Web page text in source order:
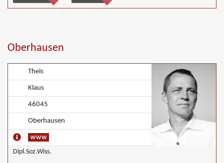
Nachbarschaftsmediation, Schulmediation, Wirtschaftsmediation
Oberhausen
Theis
Klaus
46045
Oberhausen
Dipl.Soz.Wiss.